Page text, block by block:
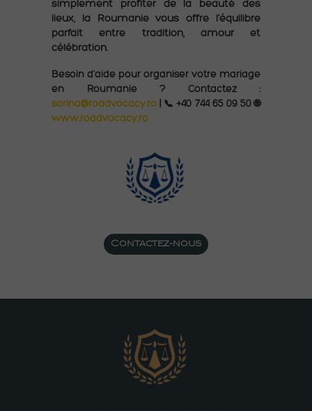
Contactez-nous
simplement profiter de la beauté des
lieux, la Roumanie vous offre l’équilibre
parfait entre tradition, amour et
célébration.
Besoin d’aide pour organiser votre mariage
en Roumanie ? Contactez :
sorina@roadvocacy.ro | 📞 +40 744 65 09 50 🌐
www.roadvocacy.ro